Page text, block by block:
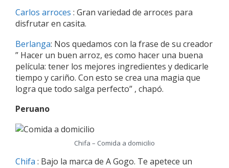
Carlos arroces : Gran variedad de arroces para
disfrutar en casita.
Berlanga: Nos quedamos con la frase de su creador
” Hacer un buen arroz, es como hacer una buena
película: tener los mejores ingredientes y dedicarle
tiempo y cariño. Con esto se crea una magia que
logra que todo salga perfecto” , chapó.
Peruano
Chifa – Comida a domicilio
Chifa : Bajo la marca de A Gogo. Te apetece un